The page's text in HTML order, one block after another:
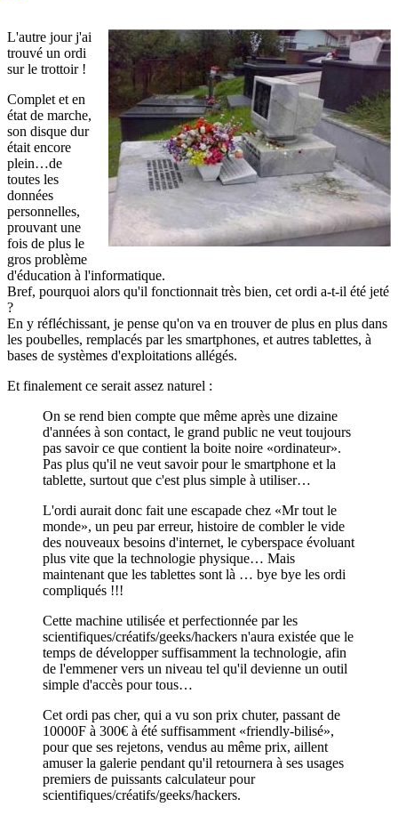
L'autre jour j'ai
trouvé un ordi
sur le trottoir !
Complet et en
état de marche,
son disque dur
était encore
plein…de
toutes les
données
personnelles,
prouvant une
fois de plus le
gros problème
d'éducation à l'informatique.
Bref, pourquoi alors qu'il fonctionnait très bien, cet ordi a-t-il été jeté
?
En y réfléchissant, je pense qu'on va en trouver de plus en plus dans
les poubelles, remplacés par les smartphones, et autres tablettes, à
bases de systèmes d'exploitations allégés.
Et finalement ce serait assez naturel :
On se rend bien compte que même après une dizaine
d'années à son contact, le grand public ne veut toujours
pas savoir ce que contient la boite noire «ordinateur».
Pas plus qu'il ne veut savoir pour le smartphone et la
tablette, surtout que c'est plus simple à utiliser…
L'ordi aurait donc fait une escapade chez «Mr tout le
monde», un peu par erreur, histoire de combler le vide
des nouveaux besoins d'internet, le cyberspace évoluant
plus vite que la technologie physique… Mais
maintenant que les tablettes sont là … bye bye les ordi
compliqués !!!
Cette machine utilisée et perfectionnée par les
scientifiques/créatifs/geeks/hackers n'aura existée que le
temps de développer suffisamment la technologie, afin
de l'emmener vers un niveau tel qu'il devienne un outil
simple d'accès pour tous…
Cet ordi pas cher, qui a vu son prix chuter, passant de
10000F à 300€ à été suffisamment «friendly-bilisé»,
pour que ses rejetons, vendus au même prix, aillent
amuser la galerie pendant qu'il retournera à ses usages
premiers de puissants calculateur pour
scientifiques/créatifs/geeks/hackers.